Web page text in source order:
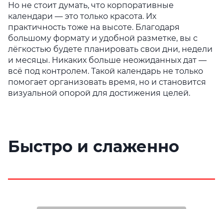
Но не стоит думать, что корпоративные
календари — это только красота. Их
практичность тоже на высоте. Благодаря
большому формату и удобной разметке, вы с
лёгкостью будете планировать свои дни, недели
и месяцы. Никаких больше неожиданных дат —
всё под контролем. Такой календарь не только
помогает организовать время, но и становится
визуальной опорой для достижения целей.
Быстро и слаженно